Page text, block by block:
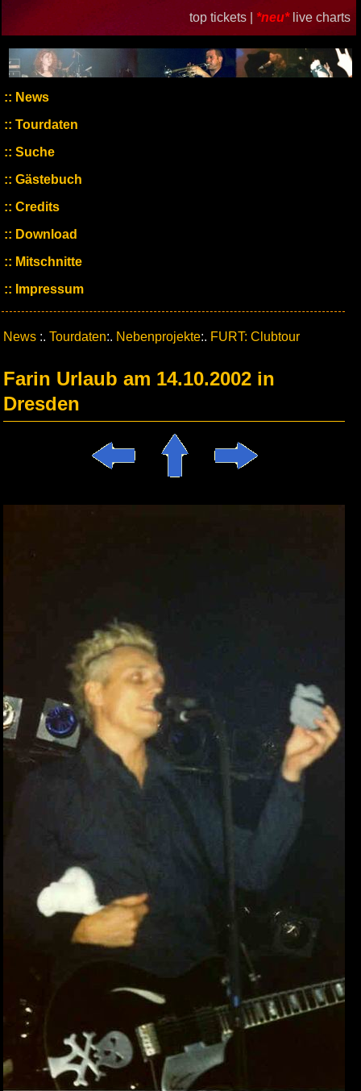
top tickets | *neu* live charts
News
Tourdaten
Suche
Gästebuch
Credits
Download
Mitschnitte
Impressum
News :. Tourdaten:. Nebenprojekte:. FURT: Clubtour
Farin Urlaub am 14.10.2002 in
Dresden